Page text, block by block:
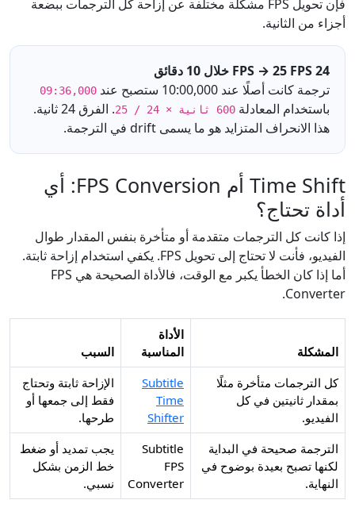
فإن تحويل FPS مشكلة مختلفة عن إزاحة كل الترجمات ببضعة
أجزاء من الثانية.
24 FPS → 25 FPS خلال 10 دقائق
ترجمة كانت أصلًا عند 10:00,000 ستصبح عند
09:36,000
باستخدام المعادلة600 ثانية × 24 / 25
. الفرق 24 ثانية.
هذا الانحراف المتزايد هو ما يسمى drift في الترجمة.
Time Shift أم FPS Conversion: أي
أداة تحتاج؟
إذا كانت كل الترجمات متقدمة أو متأخرة بنفس المقدار طوال
الفيديو، فأنت لا تحتاج إلى تحويل FPS. يكفي استخدام إزاحة ثابتة.
أما إذا كان الخطأ يكبر مع الوقت، فالأداة الصحيحة هي FPS
Converter.
المشكلة
الأداة
المناسبة
السبب
كل الترجمات متأخرة مثلًا
بمقدار ثانيتين في كل
الفيديو.
Subtitle
Time
Shifter
الإزاحة ثابتة وتحتاج
فقط إلى جمعها أو
طرحها.
الترجمة صحيحة في البداية
لكنها تصبح بعيدة بوضوح في
النهاية.
Subtitle
FPS
Converter
يجب تمديد أو ضغط
خط الزمن بشكل
نسبي.